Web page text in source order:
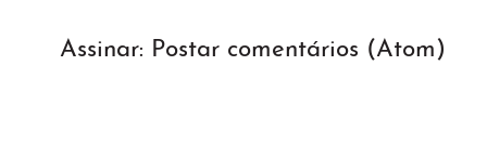
Assinar: Postar comentários (Atom)